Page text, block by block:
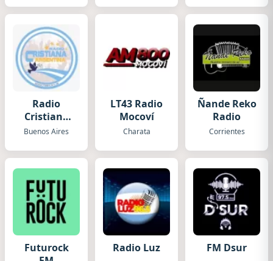
Radio
Cristiana
Argentina
Buenos Aires
LT43 Radio
Mocoví
Charata
Ñande Reko
Radio
Corrientes
Futurock
Radio Luz FM Dsur